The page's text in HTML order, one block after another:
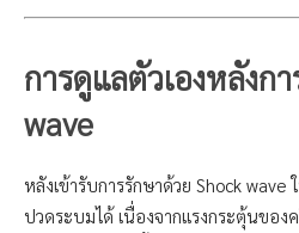
การดูแลตัวเองหลังก
wave
หลังเข้ารับการรักษาด้วย Shock wave
ปวดระบมได้ เนื่องจากแรงกระตุ้นของ